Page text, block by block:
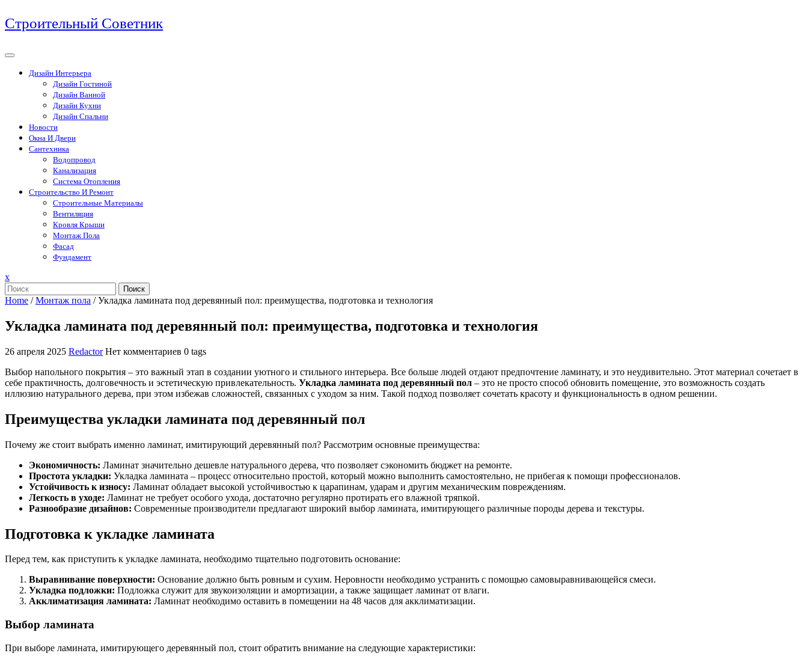
Перейти
к
Строительный Советник
Дизайн Интерьера
Дизайн Гостиной
Дизайн Ванной
Дизайн Кухни
Дизайн Спальни
Новости
Окна И Двери
Сантехника
Водопровод
Канализация
Система Отопления
Строительство И Ремонт
Строительные Материалы
Вентиляция
Кровля Крыши
Монтаж Пола
Фасад
Фундамент
xЗакрыть
меню
Поиск
Home /Монтаж пола /Укладка ламината под деревянный пол: преимущества, подготовка и технология
Укладка ламината под деревянный пол: преимущества, подготовка и технология
26 апреля 2025 Redactor Нет комментариев 0 tags
Выбор напольного покрытия – это важный этап в создании уютного и стильного интерьера. Все больше людей отдают предпочтение ламинату, и это неудивительно. Этот материал сочетает в
себе практичность, долговечность и эстетическую привлекательность. Укладка ламината под деревянный пол – это не просто способ обновить помещение, это возможность создать
иллюзию натурального дерева, при этом избежав сложностей, связанных с уходом за ним. Такой подход позволяет сочетать красоту и функциональность в одном решении.
Преимущества укладки ламината под деревянный пол
Почему же стоит выбрать именно ламинат, имитирующий деревянный пол? Рассмотрим основные преимущества:
Экономичность: Ламинат значительно дешевле натурального дерева, что позволяет сэкономить бюджет на ремонте.
Простота укладки: Укладка ламината – процесс относительно простой, который можно выполнить самостоятельно, не прибегая к помощи профессионалов.
Устойчивость к износу: Ламинат обладает высокой устойчивостью к царапинам, ударам и другим механическим повреждениям.
Легкость в уходе: Ламинат не требует особого ухода, достаточно регулярно протирать его влажной тряпкой.
Разнообразие дизайнов: Современные производители предлагают широкий выбор ламината, имитирующего различные породы дерева и текстуры.
Подготовка к укладке ламината
Перед тем, как приступить к укладке ламината, необходимо тщательно подготовить основание:
Выравнивание поверхности: Основание должно быть ровным и сухим. Неровности необходимо устранить с помощью самовыравнивающейся смеси.
Укладка подложки: Подложка служит для звукоизоляции и амортизации, а также защищает ламинат от влаги.
Акклиматизация ламината: Ламинат необходимо оставить в помещении на 48 часов для акклиматизации.
Выбор ламината
При выборе ламината, имитирующего деревянный пол, стоит обратить внимание на следующие характеристики: